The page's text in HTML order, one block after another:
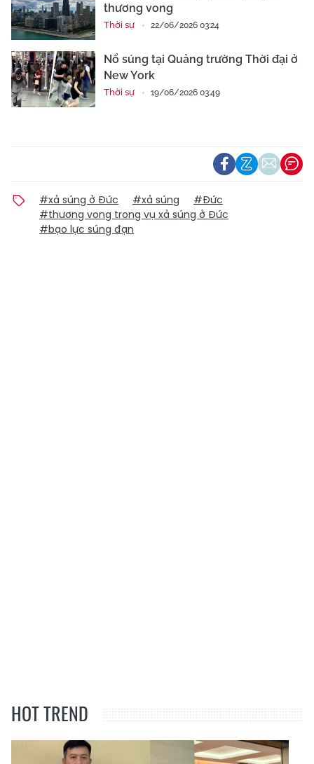
thương vong
Thời sự 22/06/2026 03:24
Nổ súng tại Quảng trường Thời đại ở
New York
Thời sự 19/06/2026 03:49
#xả súng ở Đức #xả súng
#Đức
#thương vong trong vụ xả súng ở Đức
#bạo lực súng đạn
HOT TREND